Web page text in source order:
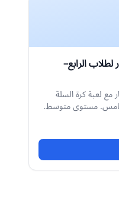
الرابع–
مع لعبة كرة السلة
مستوى متوسط.